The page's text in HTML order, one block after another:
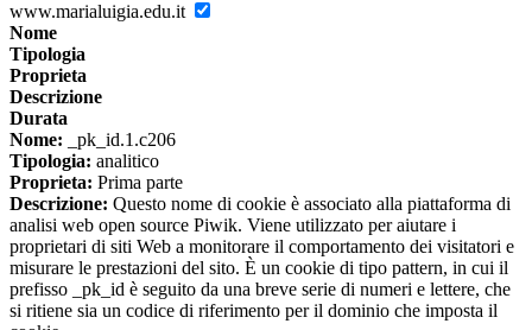
www.marialuigia.edu.it
Nome
Tipologia
Proprieta
Descrizione
Durata
Nome: _pk_id.1.c206
Tipologia: analitico
Proprieta: Prima parte
Descrizione: Questo nome di cookie è associato alla piattaforma di
analisi web open source Piwik. Viene utilizzato per aiutare i
proprietari di siti Web a monitorare il comportamento dei visitatori e
misurare le prestazioni del sito. È un cookie di tipo pattern, in cui il
prefisso _pk_id è seguito da una breve serie di numeri e lettere, che
si ritiene sia un codice di riferimento per il dominio che imposta il